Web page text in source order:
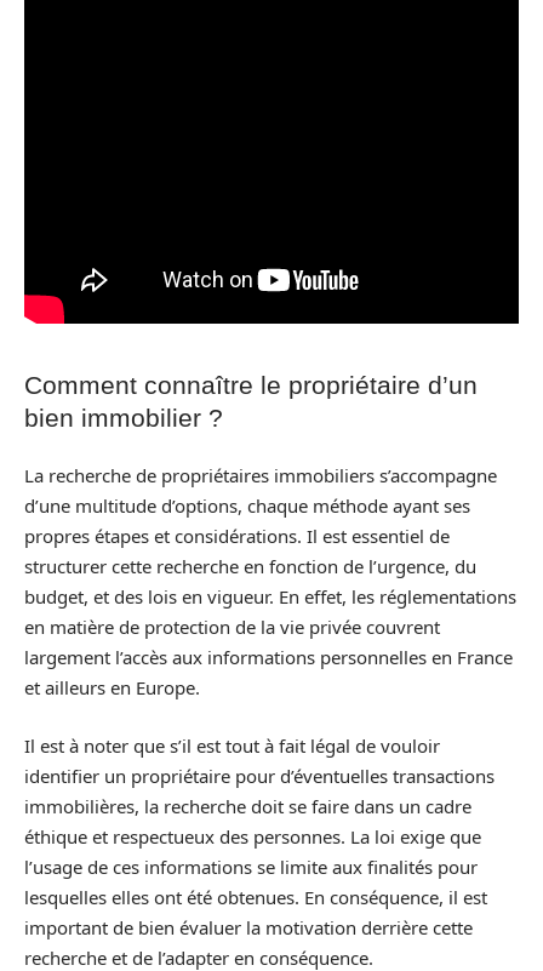
Comment connaître le propriétaire d’un
bien immobilier ?
La recherche de propriétaires immobiliers s’accompagne
d’une multitude d’options, chaque méthode ayant ses
propres étapes et considérations. Il est essentiel de
structurer cette recherche en fonction de l’urgence, du
budget, et des lois en vigueur. En effet, les réglementations
en matière de protection de la vie privée couvrent
largement l’accès aux informations personnelles en France
et ailleurs en Europe.
Il est à noter que s’il est tout à fait légal de vouloir
identifier un propriétaire pour d’éventuelles transactions
immobilières, la recherche doit se faire dans un cadre
éthique et respectueux des personnes. La loi exige que
l’usage de ces informations se limite aux finalités pour
lesquelles elles ont été obtenues. En conséquence, il est
important de bien évaluer la motivation derrière cette
recherche et de l’adapter en conséquence.